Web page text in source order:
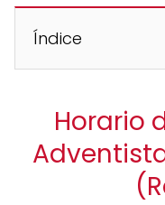
Índice
Horario